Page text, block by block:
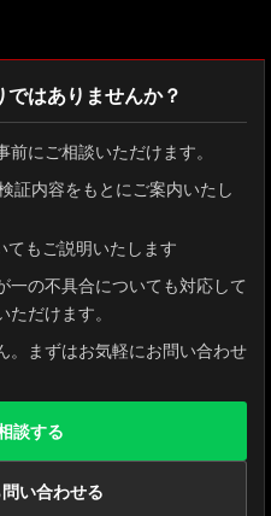
はありませんか？
にご相談いただけます。
証内容をもとにご案内いたし
てもご説明いたします
一の不具合についても対応して
だけます。
。まずはお気軽にお問い合わせ
談する
い合わせる